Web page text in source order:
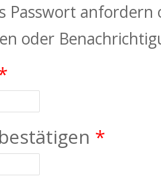
Passwort
oder
*